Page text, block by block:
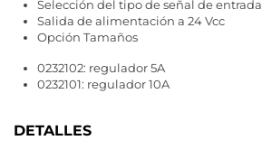
Selección del tipo de señal de entrada
Salida de alimentación a 24 Vcc
Opción Tamaños
0232102: regulador 5A
0232101: regulador 10A
DETALLES